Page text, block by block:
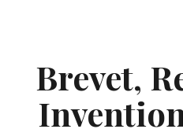
Brevet,